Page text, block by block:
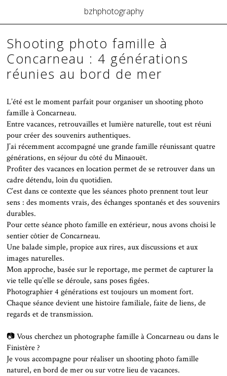
bzhphotography
Shooting photo famille à
Concarneau : 4 générations
réunies au bord de mer
L’été est le moment parfait pour organiser un shooting photo
famille à Concarneau.
Entre vacances, retrouvailles et lumière naturelle, tout est réuni
pour créer des souvenirs authentiques.
J’ai récemment accompagné une grande famille réunissant quatre
générations, en séjour du côté du Minaouët.
Profiter des vacances en location permet de se retrouver dans un
cadre détendu, loin du quotidien.
C’est dans ce contexte que les séances photo prennent tout leur
sens : des moments vrais, des échanges spontanés et des souvenirs
durables.
Pour cette séance photo famille en extérieur, nous avons choisi le
sentier côtier de Concarneau.
Une balade simple, propice aux rires, aux discussions et aux
images naturelles.
Mon approche, basée sur le reportage, me permet de capturer la
vie telle qu’elle se déroule, sans poses figées.
Photographier 4 générations est toujours un moment fort.
Chaque séance devient une histoire familiale, faite de liens, de
regards et de transmission.
📷 Vous cherchez un photographe famille à Concarneau ou dans le
Finistère ?
Je vous accompagne pour réaliser un shooting photo famille
naturel, en bord de mer ou sur votre lieu de vacances.